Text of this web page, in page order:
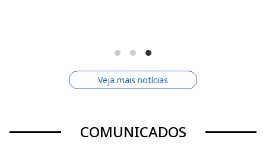
Veja mais notícias
COMUNICADOS